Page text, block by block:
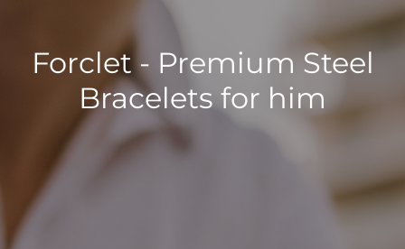
Forclet - Premium Steel
Bracelets for him